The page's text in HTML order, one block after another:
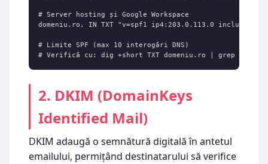
# Server hosting și Google Workspace
domeniu.ro. IN TXT "v=spf1 ip4:203.0.113.0
# Limite SPF (max 10 interogări DNS)
# Verifică cu: dig +short TXT domeniu.ro | grep spf
2. DKIM (DomainKeys
Identified Mail)
DKIM adaugă o semnătură digitală în antetul
emailului, permițând destinatarului să verifice